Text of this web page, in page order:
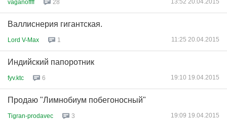
vaganoffff 28 13:52 20.04.2015
Валлиснерия гигантская.
Lord V-Max 1 11:25 20.04.2015
Индийский папоротник
fyv.ktc 6 19:10 19.04.2015
Продаю "Лимнобиум побегоносный"
Tigran-prodavec 3 19:09 19.04.2015